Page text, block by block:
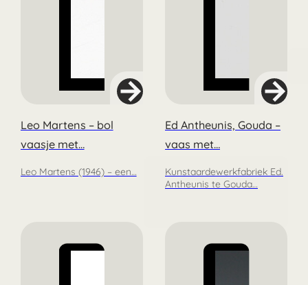
Leo Martens – bol
vaasje met…
Leo Martens (1946) – een…
Ed Antheunis, Gouda –
vaas met…
Kunstaardewerkfabriek Ed.
Antheunis te Gouda…